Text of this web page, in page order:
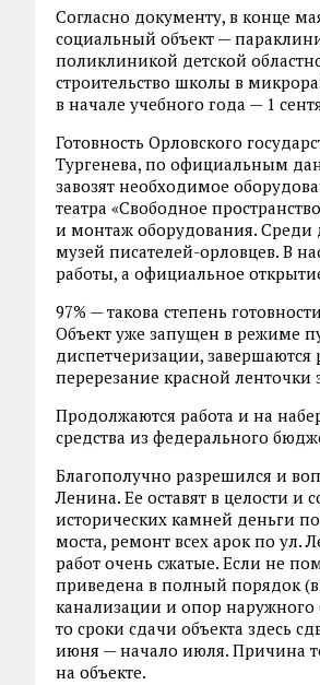
Согласно документу, в конце
социальный объект —
поликлиникой детской
строительство школы в
в начале учебного года — 1
Готовность Орловского
Тургенева, по официальным
завозят необходимое
театра «Свободное
и монтаж оборудования. Среди
музей писателей-орловцев. В
работы, а официальное
97% — такова степень
Объект уже запущен в режиме
диспетчеризации,
перерезание красной
Продолжаются работа и на
средства из федерального
Благополучно разрешился и
Ленина. Ее оставят в целости и
исторических камней деньги
моста, ремонт всех арок по
работ очень сжатые. Если не
приведена в полный порядок
канализации и опор
то сроки сдачи объекта здесь
июня — начало июля. Причина
на объекте.